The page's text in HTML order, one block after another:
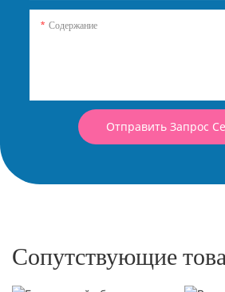
Содержание
Отправить Запрос
Сопутствующие